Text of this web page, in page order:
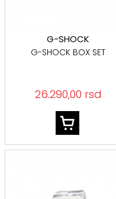
G-SHOCK
G-SHOCK BOX SET
26.290,00 rsd